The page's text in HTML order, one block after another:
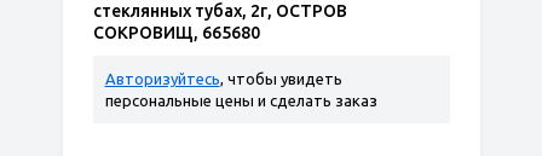
стеклянных тубах, 2г, ОСТРОВ
СОКРОВИЩ, 665680
Авторизуйтесь, чтобы увидеть
персональные цены и сделать заказ